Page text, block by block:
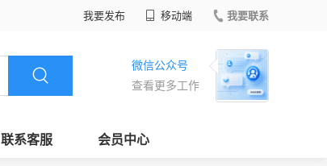
我要发布 移动端 我要联系
微信公众号
查看更多工作
联系客服 会员中心